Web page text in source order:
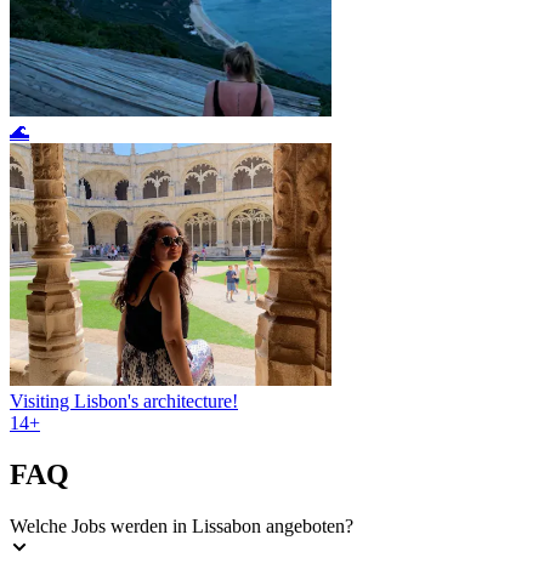
🌊
Visiting Lisbon's architecture!
14+
FAQ
Welche Jobs werden in Lissabon angeboten?